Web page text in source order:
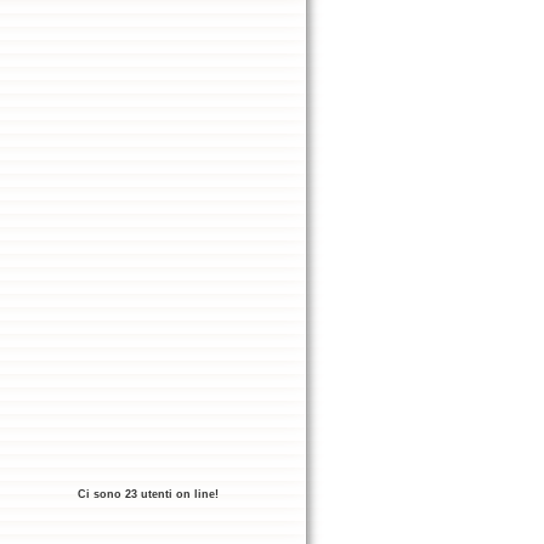
Ci sono 23 utenti on line!